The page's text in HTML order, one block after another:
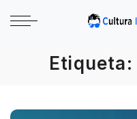
Etiqueta: